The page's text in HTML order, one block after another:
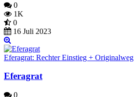
0
1K
0
16 Juli 2023
Eferagrat: Rechter Einstieg + Originalweg
Eferagrat
0